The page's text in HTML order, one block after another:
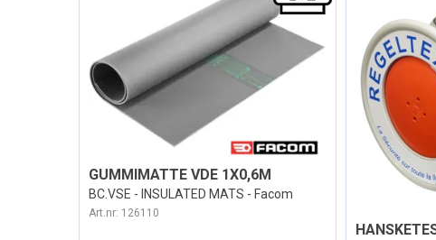
GUMMIMATTE VDE 1X0,6M
BC.VSE - INSULATED MATS - Facom
Art.nr: 126110